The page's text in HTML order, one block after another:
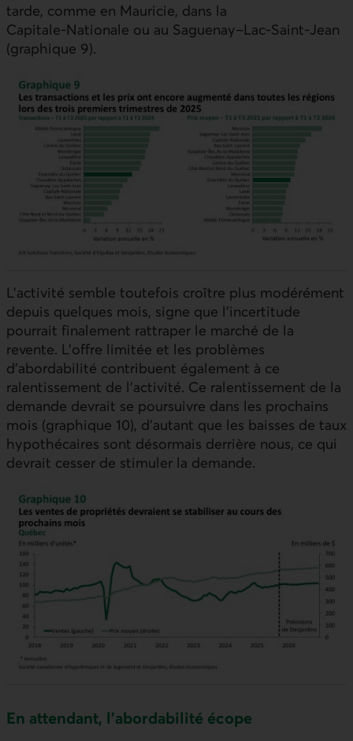
tarde, comme en Mauricie, dans la
Capitale‑Nationale ou au Saguenay–Lac‑Saint‑Jean
(graphique 9).
L’activité semble toutefois croître plus modérément
depuis quelques mois, signe que l’incertitude
pourrait finalement rattraper le marché de la
revente. L’offre limitée et les problèmes
d’abordabilité contribuent également à ce
ralentissement de l’activité. Ce ralentissement de la
demande devrait se poursuivre dans les prochains
mois (graphique 10), d’autant que les baisses de taux
hypothécaires sont désormais derrière nous, ce qui
devrait cesser de stimuler la demande.
En attendant, l’abordabilité écope